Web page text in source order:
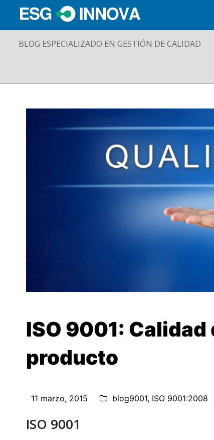
BLOG ESPECIALIZADO EN GESTIÓN DE CALIDAD
ISO 9001:
producto
11 marzo, 2015 blog9001, ISO 9001:2008
ISO 9001